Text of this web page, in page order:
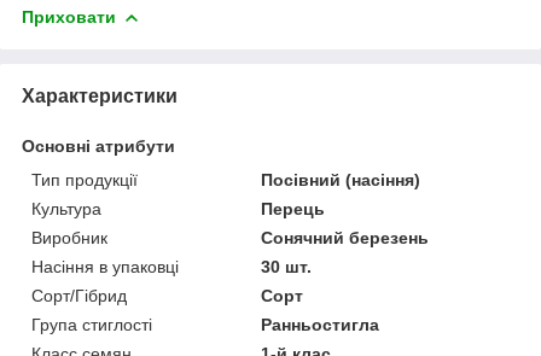
Приховати
Характеристики
Основні атрибути
Тип продукції
Посівний (насіння)
Культура
Перець
Виробник
Сонячний березень
Насіння в упаковці
30 шт.
Сорт/Гібрид
Сорт
Група стиглості
Ранньостигла